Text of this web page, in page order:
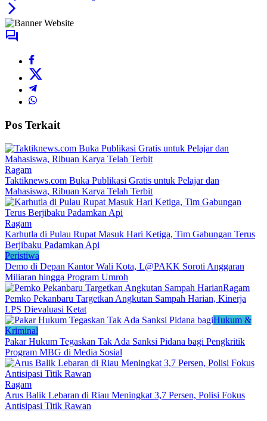
Pos Terkait
Ragam
Taktiknews.com Buka Publikasi Gratis untuk Pelajar dan
Mahasiswa, Ribuan Karya Telah Terbit
Ragam
Karhutla di Pulau Rupat Masuk Hari Ketiga, Tim Gabungan Terus
Berjibaku Padamkan Api
Peristiwa
Demo di Depan Kantor Wali Kota, L@PAKK Soroti Anggaran
Miliaran hingga Program Umroh
Ragam
Pemko Pekanbaru Targetkan Angkutan Sampah Harian, Kinerja
LPS Dievaluasi Ketat
Hukum &
Kriminal
Pakar Hukum Tegaskan Tak Ada Sanksi Pidana bagi Pengkritik
Program MBG di Media Sosial
Ragam
Arus Balik Lebaran di Riau Meningkat 3,7 Persen, Polisi Fokus
Antisipasi Titik Rawan